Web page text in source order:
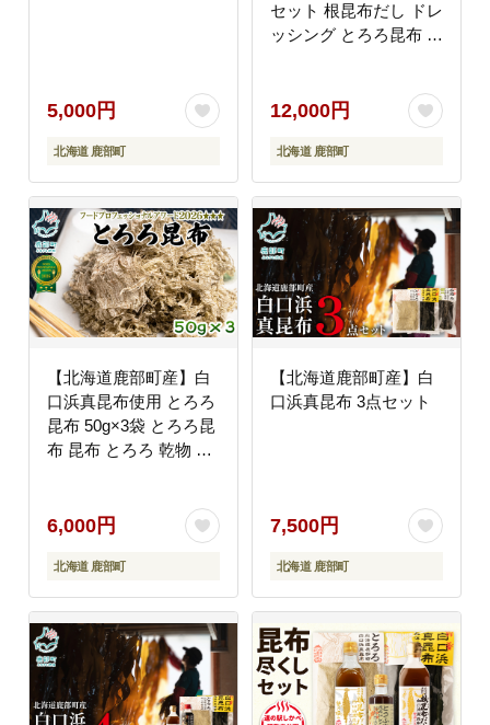
5,000円
北海道 鹿部町
セット 根昆布だし ドレ
ッシング とろろ昆布 真
12,000円
北海道 鹿部町
【北海道鹿部町産】白
口浜真昆布使用 とろろ
昆布 50g×3袋 とろろ昆
布 昆布 とろろ 乾物 お
6,000円
北海道 鹿部町
【北海道鹿部町産】白
口浜真昆布 3点セット
7,500円
北海道 鹿部町